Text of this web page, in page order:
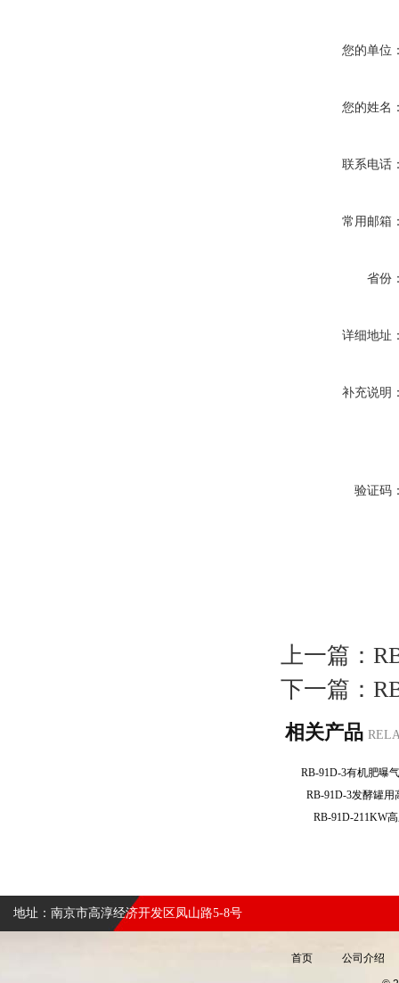
您的单位
您的姓名
联系电话
常用邮箱
省份
详细地址
补充说明
验证码
上一篇：
下一篇：
相关产品
RB-91D-3有机肥
RB-91D-3发酵罐
RB-91D-211KW
地址：南京市高淳经济开发区凤山路5-8号
首页 公司介绍